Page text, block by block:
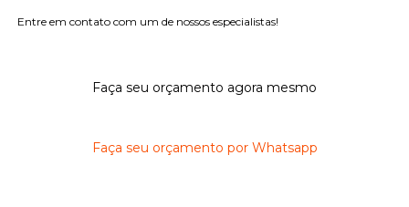
Entre em contato com um de nossos especialistas!
Faça seu orçamento agora mesmo
Faça seu orçamento por Whatsapp